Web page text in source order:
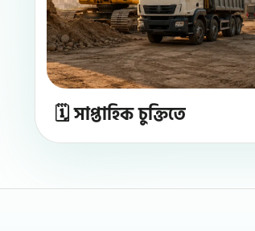
🗓️ সাপ্তাহিক চুক্তিতে